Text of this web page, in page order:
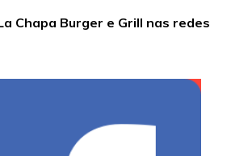
Chapa Burger e Grill nas redes